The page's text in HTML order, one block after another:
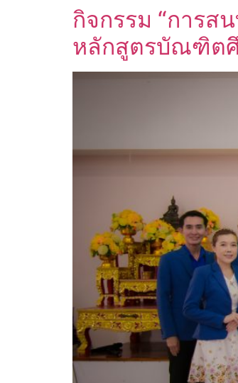
กิจกรรม “การส
หลักสูตรบัณฑิตศึ